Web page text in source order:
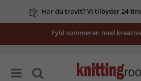
Har du travlt? Vi tilbyder 24-
Fyld sommeren med